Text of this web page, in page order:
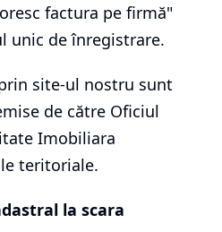
factura pe firmă"
unic de înregistrare.
site-ul nostru sunt
de către Oficiul
Imobiliara
teritoriale.
la scara